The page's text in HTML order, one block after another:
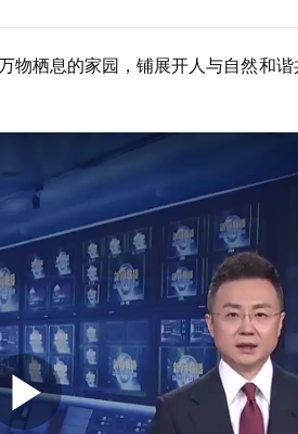
物栖息的家园，铺展开人与自然和